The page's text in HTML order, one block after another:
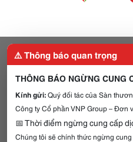
⚠️ Thông báo quan trọng
THÔNG BÁO NGỪNG CUNG
Kính gửi:Quý đối tác của Sàn
Công ty Cổ phần VNP Group – Đơn
📅 Thời điểm ngừng cung cấp
Chúng tôi sẽ chính thức ngừng